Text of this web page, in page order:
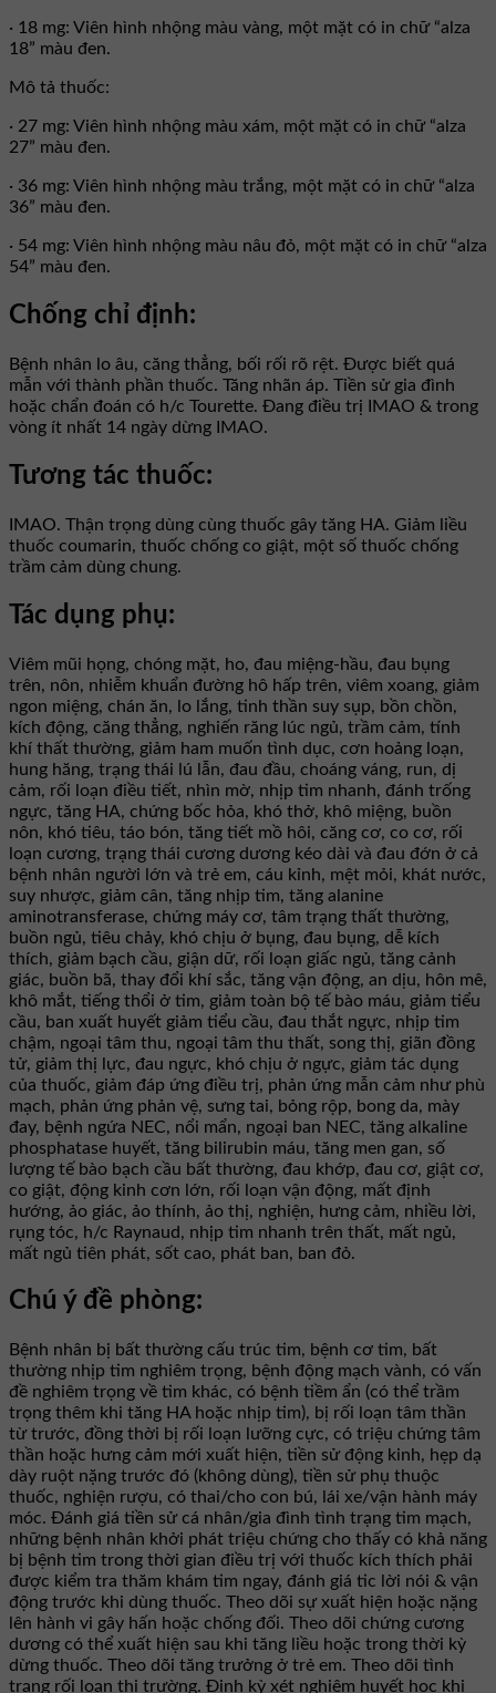
· 18 mg: Viên hình nhộng màu vàng, một mặt có in chữ “alza
18” màu đen.
Mô tả thuốc:
· 27 mg: Viên hình nhộng màu xám, một mặt có in chữ “alza
27” màu đen.
· 36 mg: Viên hình nhộng màu trắng, một mặt có in chữ “alza
36” màu đen.
· 54 mg: Viên hình nhộng màu nâu đỏ, một mặt có in chữ “alza
54” màu đen.
Chống chỉ định:
Bệnh nhân lo âu, căng thẳng, bối rối rõ rệt. Được biết quá
mẫn với thành phần thuốc. Tăng nhãn áp. Tiền sử gia đình
hoặc chẩn đoán có h/c Tourette. Đang điều trị IMAO & trong
vòng ít nhất 14 ngày dừng IMAO.
Tương tác thuốc:
IMAO. Thận trọng dùng cùng thuốc gây tăng HA. Giảm liều
thuốc coumarin, thuốc chống co giật, một số thuốc chống
trầm cảm dùng chung.
Tác dụng phụ:
Viêm mũi họng, chóng mặt, ho, đau miệng-hầu, đau bụng
trên, nôn, nhiễm khuẩn đường hô hấp trên, viêm xoang, giảm
ngon miệng, chán ăn, lo lắng, tinh thần suy sụp, bồn chồn,
kích động, căng thẳng, nghiến răng lúc ngủ, trầm cảm, tính
khí thất thường, giảm ham muốn tình dục, cơn hoảng loạn,
hung hăng, trạng thái lú lẫn, đau đầu, choáng váng, run, dị
cảm, rối loạn điều tiết, nhìn mờ, nhịp tim nhanh, đánh trống
ngực, tăng HA, chứng bốc hỏa, khó thở, khô miệng, buồn
nôn, khó tiêu, táo bón, tăng tiết mồ hôi, căng cơ, co cơ, rối
loạn cương, trạng thái cương dương kéo dài và đau đớn ở cả
bệnh nhân người lớn và trẻ em, cáu kỉnh, mệt mỏi, khát nước,
suy nhược, giảm cân, tăng nhịp tim, tăng alanine
aminotransferase, chứng máy cơ, tâm trạng thất thường,
buồn ngủ, tiêu chảy, khó chịu ở bụng, đau bụng, dễ kích
thích, giảm bạch cầu, giận dữ, rối loạn giấc ngủ, tăng cảnh
giác, buồn bã, thay đổi khí sắc, tăng vận động, an dịu, hôn mê,
khô mắt, tiếng thổi ở tim, giảm toàn bộ tế bào máu, giảm tiểu
cầu, ban xuất huyết giảm tiểu cầu, đau thắt ngực, nhịp tim
chậm, ngoại tâm thu, ngoại tâm thu thất, song thị, giãn đồng
tử, giảm thị lực, đau ngực, khó chịu ở ngực, giảm tác dụng
của thuốc, giảm đáp ứng điều trị, phản ứng mẫn cảm như phù
mạch, phản ứng phản vệ, sưng tai, bỏng rộp, bong da, mày
đay, bệnh ngứa NEC, nổi mẩn, ngoại ban NEC, tăng alkaline
phosphatase huyết, tăng bilirubin máu, tăng men gan, số
lượng tế bào bạch cầu bất thường, đau khớp, đau cơ, giật cơ,
co giật, động kinh cơn lớn, rối loạn vận động, mất định
hướng, ảo giác, ảo thính, ảo thị, nghiện, hưng cảm, nhiều lời,
rụng tóc, h/c Raynaud, nhịp tim nhanh trên thất, mất ngủ,
mất ngủ tiên phát, sốt cao, phát ban, ban đỏ.
Chú ý đề phòng:
Bệnh nhân bị bất thường cấu trúc tim, bệnh cơ tim, bất
thường nhịp tim nghiêm trọng, bệnh động mạch vành, có vấn
đề nghiêm trọng về tim khác, có bệnh tiềm ẩn (có thể trầm
trọng thêm khi tăng HA hoặc nhịp tim), bị rối loạn tâm thần
từ trước, đồng thời bị rối loạn lưỡng cực, có triệu chứng tâm
thần hoặc hưng cảm mới xuất hiện, tiền sử động kinh, hẹp dạ
dày ruột nặng trước đó (không dùng), tiền sử phụ thuộc
thuốc, nghiện rượu, có thai/cho con bú, lái xe/vận hành máy
móc. Đánh giá tiền sử cá nhân/gia đình tình trạng tim mạch,
những bệnh nhân khởi phát triệu chứng cho thấy có khả năng
bị bệnh tim trong thời gian điều trị với thuốc kích thích phải
được kiểm tra thăm khám tim ngay, đánh giá tic lời nói & vận
động trước khi dùng thuốc. Theo dõi sự xuất hiện hoặc nặng
lên hành vi gây hấn hoặc chống đối. Theo dõi chứng cương
dương có thể xuất hiện sau khi tăng liều hoặc trong thời kỳ
dừng thuốc. Theo dõi tăng trưởng ở trẻ em. Theo dõi tình
trạng rối loạn thị trường. Định kỳ xét nghiệm huyết học khi